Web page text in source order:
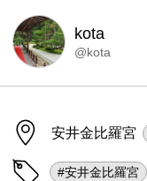
kota
@kota
安井金比羅宮
#安井金比羅宮